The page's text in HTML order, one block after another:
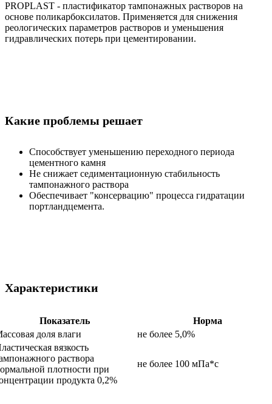
PROPLAST - пластификатор тампонажных растворов на
основе поликарбоксилатов. Применяется для снижения
реологических параметров растворов и уменьшения
гидравлических потерь при цементировании.
Какие проблемы решает
Способствует уменьшению переходного периода
цементного камня
Не снижает седиментационную стабильность
тампонажного раствора
Обеспечивает "консервацию" процесса гидратации
портландцемента.
Характеристики
Показатель
Норма
доля влаги
не более 5,0%
вязкость
раствора
плотности при
продукта 0,2%
не более 100 мПа*с